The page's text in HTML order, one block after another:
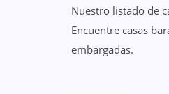
Nuestro listado de
Encuentre casas
embargadas.